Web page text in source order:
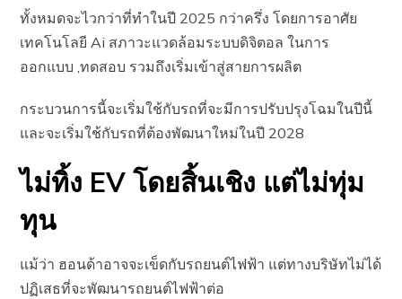
ทั้งหมดจะไวกว่าที่ทำในปี 2025 กว่าครึ่ง โดยการอาศัย
เทคโนโลยี Ai สภาวะแวดล้อมระบบดิจิตอล ในการ
ออกแบบ ,ทดสอบ รวมถึงเริ่มเข้าสู่สายการผลิต
กระบวนการนี้จะเริ่มใช้กับรถที่จะมีการปรับปรุงโฉมในปีนี้
และจะเริ่มใช้กับรถที่ต้องพัฒนาใหม่ในปี 2028
ไม่ทิ้ง EV โดยสิ้นเชิง แต่ไม่ทุ่ม
ทุน
แม้ว่า ฮอนด้าอาจจะเข็ดกับรถยนต์ไฟฟ้า แต่ทางบริษัทไม่ได้
ปฏิเสธที่จะพัฒนารถยนต์ไฟฟ้าต่อ